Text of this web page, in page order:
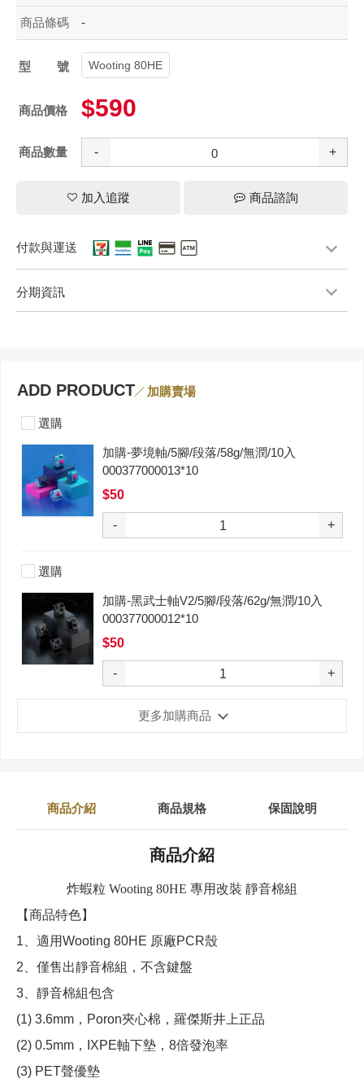
商品條碼 -
型號Wooting 80HE
商品價格 $590
商品數量 - +
加入追蹤 商品諮詢
付款與運送
分期資訊
ADD PRODUCT 加購賣場
選購
加購-夢境軸/5腳/段落/58g/無潤/10入
000377000013*10
$50
- +
選購
加購-黑武士軸V2/5腳/段落/62g/無潤/10入
000377000012*10
$50
- +
更多加購商品
商品介紹 商品規格 保固說明
商品介紹
炸蝦粒 Wooting 80HE 專用改裝 靜音棉組
【商品特色】
1、適用Wooting 80HE 原廠PCR殼
2、僅售出靜音棉組，不含鍵盤
3、靜音棉組包含
(1) 3.6mm，Poron夾心棉，羅傑斯井上正品
(2) 0.5mm，IXPE軸下墊，8倍發泡率
(3) PET聲優墊